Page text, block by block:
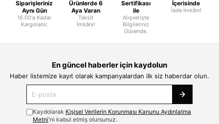
Siparişleriniz
Aynı Gün
16.00'a Kadar
Kargolanır.
Ürünlerde 6
Aya Varan
Taksit
İmkânı!
Sertifikası
ile
Alışverişte
Bilgileriniz
Güvende.
İçerisinde
İade İmkânı!
En güncel haberler için kaydolun
Haber listemize kayıt olarak kampanyalardan ilk siz haberdar olun.
Kaydolarak Kişisel Verilerin Korunması Kanunu Aydınlatma
Metni'ni kabul etmiş olursunuz.